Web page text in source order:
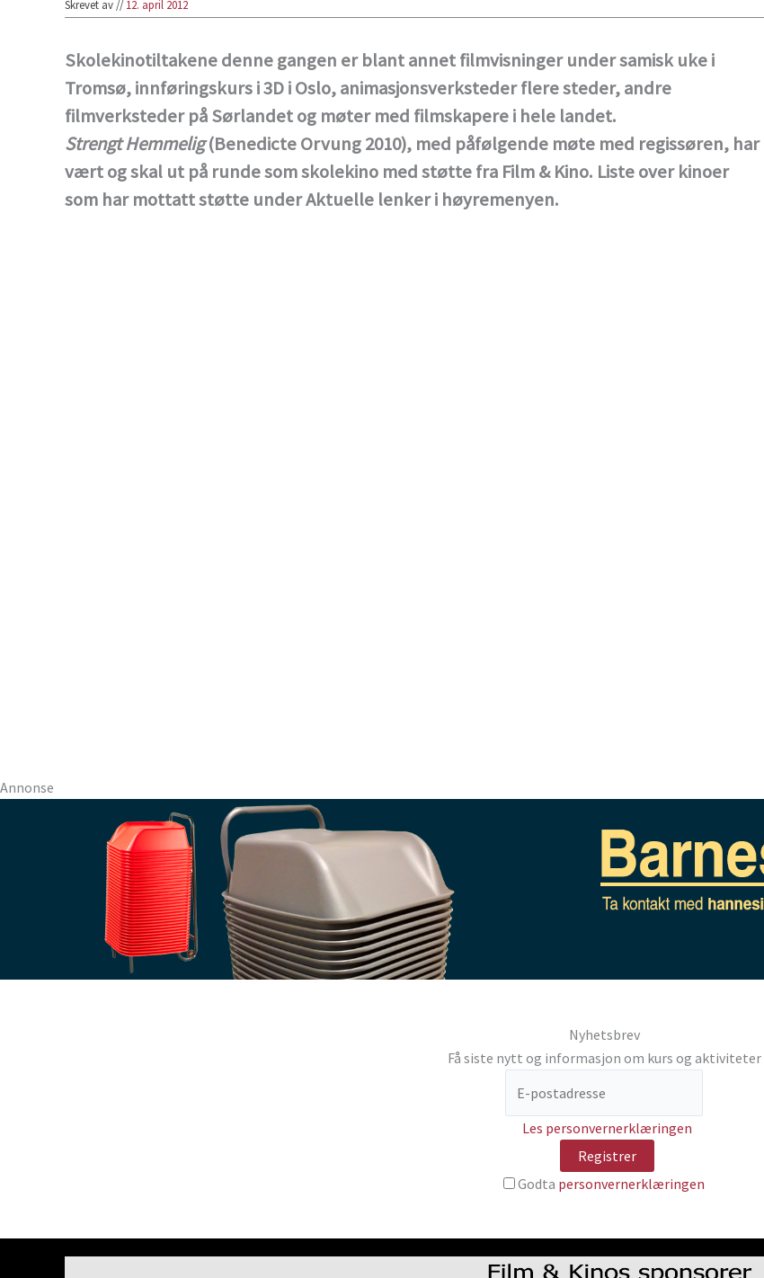
Skrevet av //12. april 2012
Skolekinotiltakene denne gangen er blant annet filmvisninger under samisk uke i
Tromsø, innføringskurs i 3D i Oslo, animasjonsverksteder flere steder, andre
filmverksteder på Sørlandet og møter med filmskapere i hele landet.
Strengt Hemmelig(Benedicte Orvung 2010), med påfølgende møte med regissøren, har
vært og skal ut på runde som skolekino med støtte fra Film & Kino. Liste over kinoer
som har mottatt støtte under Aktuelle lenker i høyremenyen.
Annonse
Nyhetsbrev
Få siste nytt og informasjon om kurs og aktiviteter
Les personvernerklæringen
Godta personvernerklæringen